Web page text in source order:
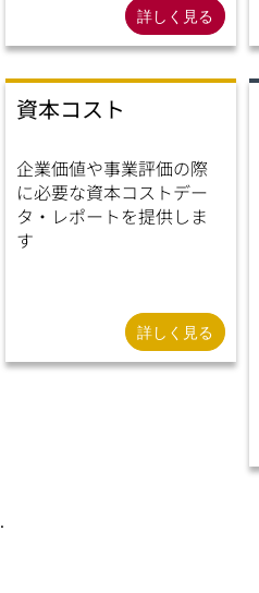
詳しく見る
資本コスト
企業価値や事業評価の際
に必要な資本コストデー
タ・レポートを提供しま
す
詳しく見る